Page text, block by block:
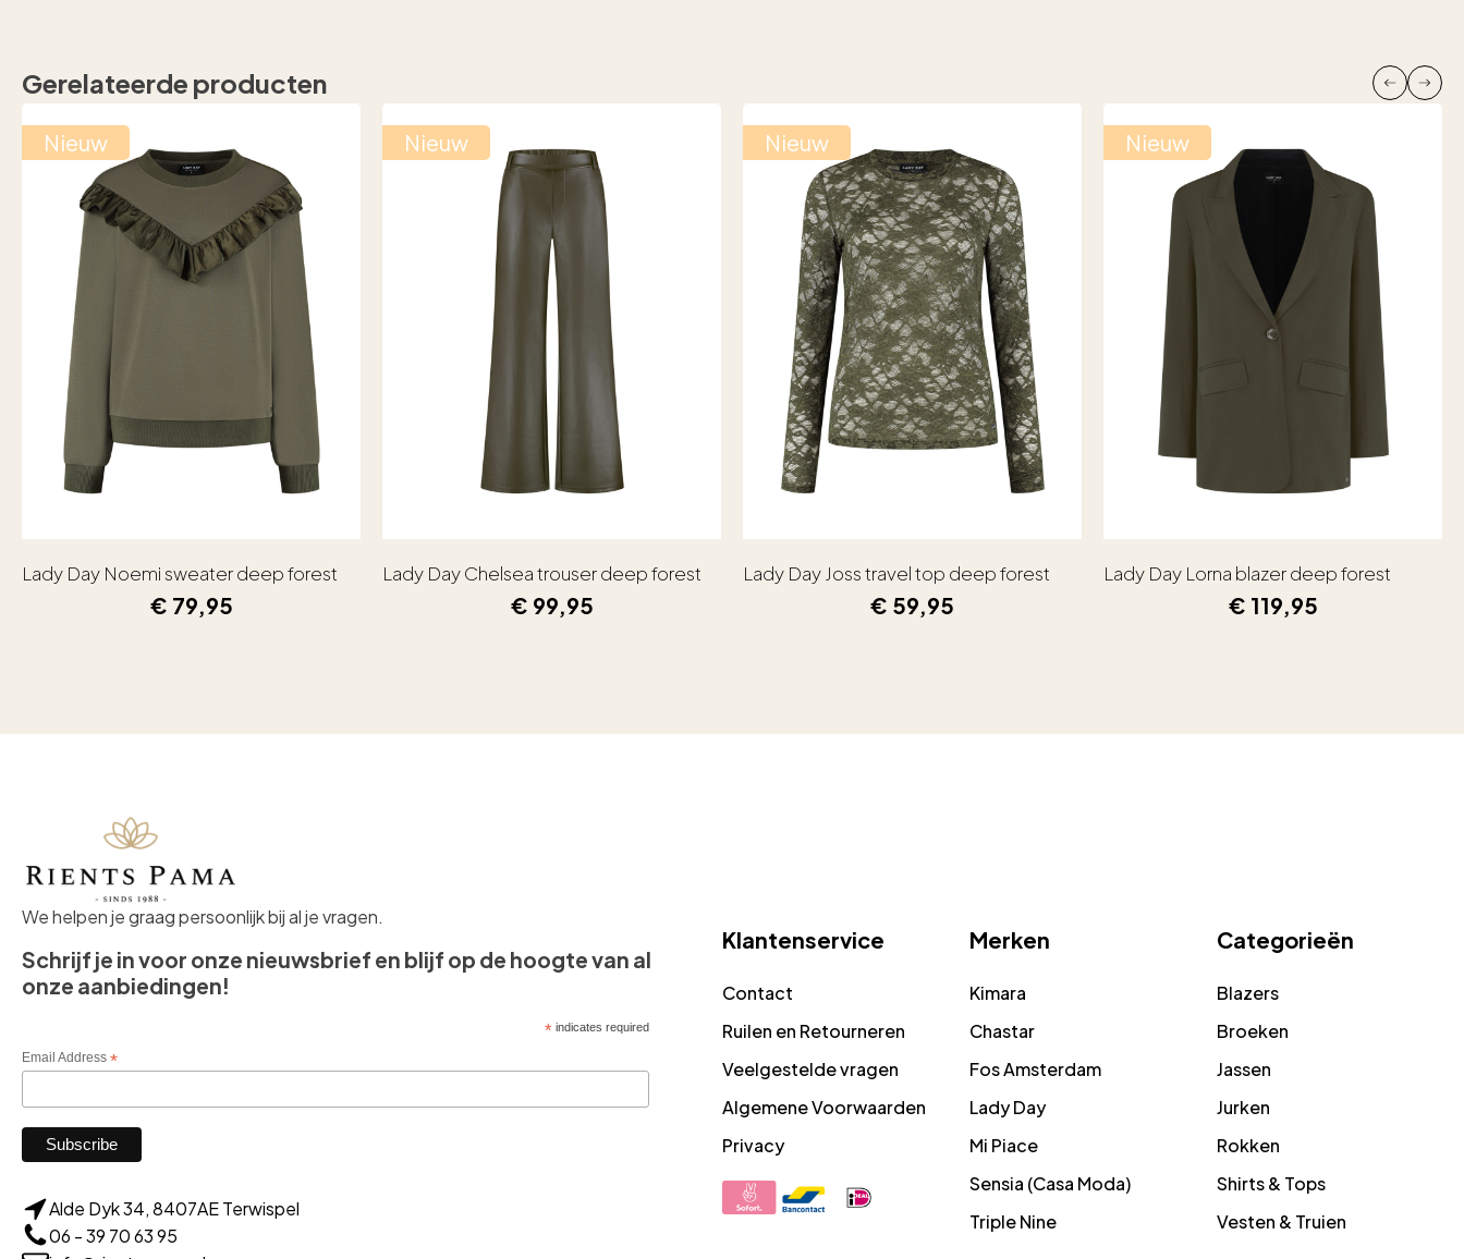
Gerelateerde producten
Nieuw
Lady Day Noemi sweater deep forest
€ 79,95
Nieuw
Lady Day Chelsea trouser deep forest
€ 99,95
Nieuw
Lady Day Joss travel top deep forest
€ 59,95
Nieuw
Lady Day Lorna blazer deep forest
€ 119,95
We helpen je graag persoonlijk bij al je vragen.
Schrijf je in voor onze nieuwsbrief en blijf op de hoogte van al
onze aanbiedingen!
* indicates required
Email Address *
Alde Dyk 34, 8407AE Terwispel
06 - 39 70 63 95
Klantenservice
Contact
Ruilen en Retourneren
Veelgestelde vragen
Algemene Voorwaarden
Privacy
Merken
Kimara
Chastar
Fos Amsterdam
Lady Day
Mi Piace
Sensia (Casa Moda)
Triple Nine
Categorieën
Blazers
Broeken
Jassen
Jurken
Rokken
Shirts & Tops
Vesten & Truien